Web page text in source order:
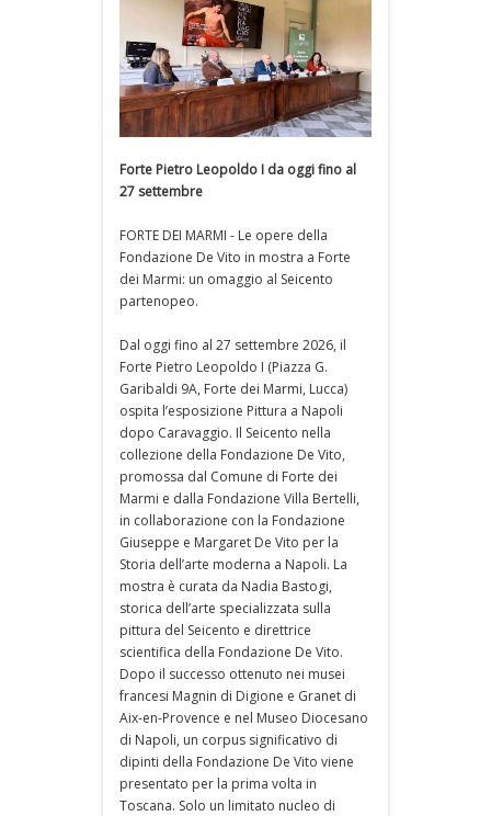
Forte Pietro Leopoldo I da oggi fino al
27 settembre
FORTE DEI MARMI - Le opere della
Fondazione De Vito in mostra a Forte
dei Marmi: un omaggio al Seicento
partenopeo.
Dal oggi fino al 27 settembre 2026, il
Forte Pietro Leopoldo I (Piazza G.
Garibaldi 9A, Forte dei Marmi, Lucca)
ospita l’esposizione Pittura a Napoli
dopo Caravaggio. Il Seicento nella
collezione della Fondazione De Vito,
promossa dal Comune di Forte dei
Marmi e dalla Fondazione Villa Bertelli,
in collaborazione con la Fondazione
Giuseppe e Margaret De Vito per la
Storia dell’arte moderna a Napoli. La
mostra è curata da Nadia Bastogi,
storica dell’arte specializzata sulla
pittura del Seicento e direttrice
scientifica della Fondazione De Vito.
Dopo il successo ottenuto nei musei
francesi Magnin di Digione e Granet di
Aix-en-Provence e nel Museo Diocesano
di Napoli, un corpus significativo di
dipinti della Fondazione De Vito viene
presentato per la prima volta in
Toscana. Solo un limitato nucleo di